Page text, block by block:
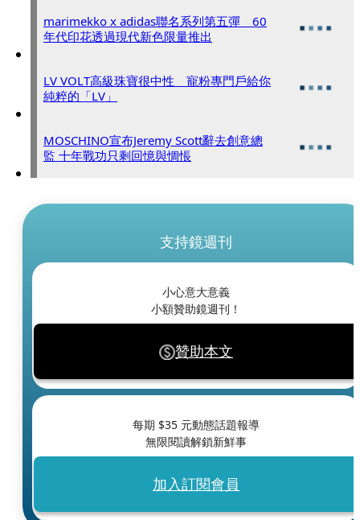
marimekko x adidas聯名系列第五彈 60
年代印花透過現代新色限量推出
LV VOLT高級珠寶很中性 寵粉專門戶給你
純粹的「LV」
MOSCHINO宣布Jeremy Scott辭去創意總
監 十年戰功只剩回憶與惆悵
支持鏡週刊
小心意大意義
小額贊助鏡週刊！
贊助本文
每期 $35 元動態話題報導
無限閱讀解鎖新鮮事
加入訂閱會員